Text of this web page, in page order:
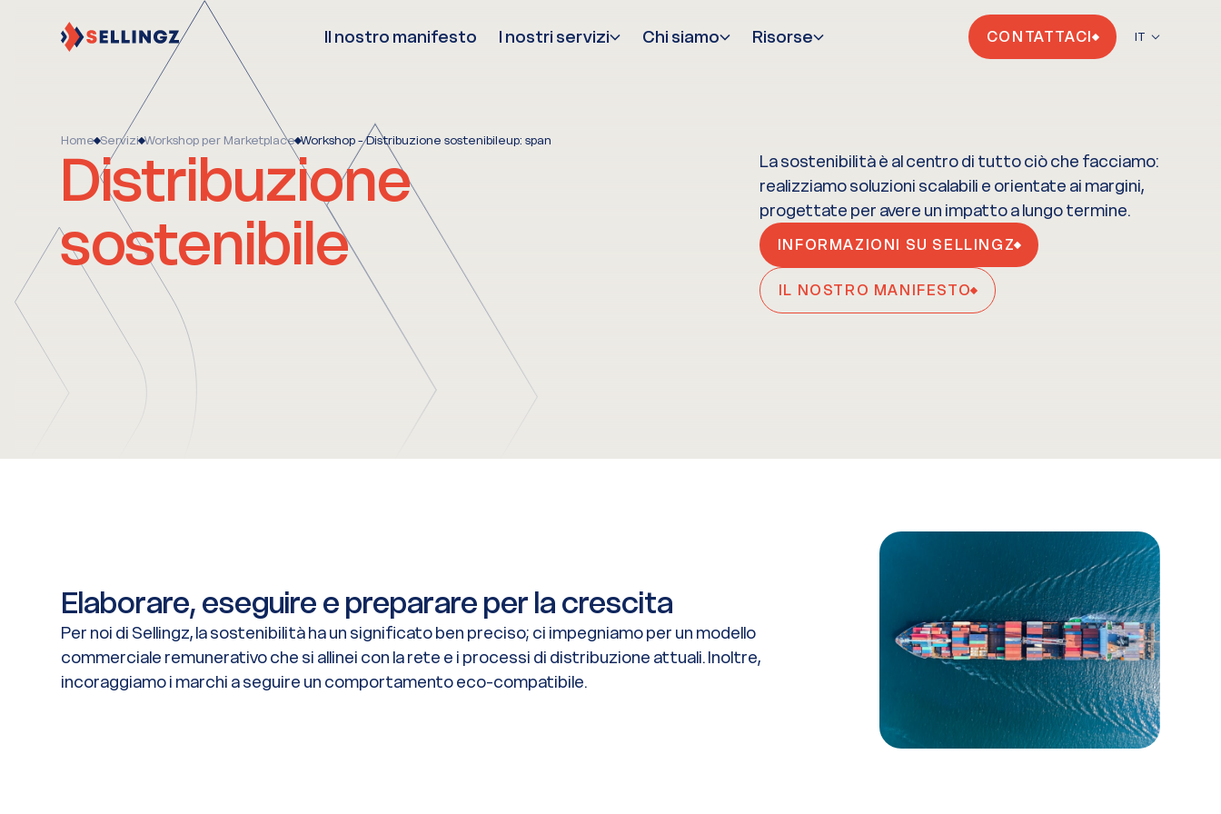
Il nostro manifesto I nostri servizi Chi siamo Risorse CONTATTACI IT
Home Servizi Workshop per Marketplace Workshop - Distribuzione sostenibileup: span
Distribuzione
sostenibile
La sostenibilità è al centro di tutto ciò che facciamo:
realizziamo soluzioni scalabili e orientate ai margini,
progettate per avere un impatto a lungo termine.
INFORMAZIONI SU SELLINGZ
IL NOSTRO MANIFESTO
Elaborare, eseguire e preparare per la crescita
Per noi di Sellingz, la sostenibilità ha un significato ben preciso; ci impegniamo per un modello
commerciale remunerativo che si allinei con la rete e i processi di distribuzione attuali. Inoltre,
incoraggiamo i marchi a seguire un comportamento eco-compatibile.